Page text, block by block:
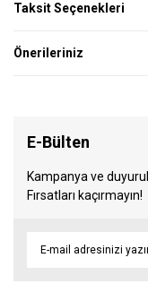
Taksit Seçenekleri
Önerileriniz
E-Bülten
Kampanya ve
Fırsatları kaçırmayın!